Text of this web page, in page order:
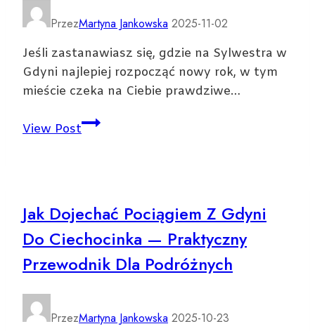
czego
spodziewać
PrzezMartyna Jankowska 2025-11-02
Jeśli zastanawiasz się, gdzie na Sylwestra w
Gdyni najlepiej rozpocząć nowy rok, w tym
mieście czeka na Ciebie prawdziwe…
View PostGdzie
—
Przegląd
Najlepszych
Imprez
Propozycji
Jak Dojechać Pociągiem Z Gdyni
Do Ciechocinka — Praktyczny
Przewodnik Dla Podróżnych
PrzezMartyna Jankowska 2025-10-23